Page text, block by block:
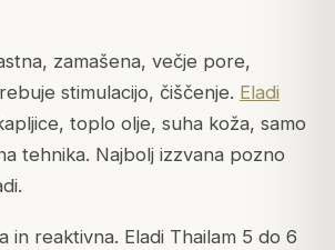
zamašena, večje pore,
stimulacijo, čiščenje. Eladi
toplo olje, suha koža, samo
tehnika. Najbolj izzvana pozno
in reaktivna. Eladi Thailam 5 do 6